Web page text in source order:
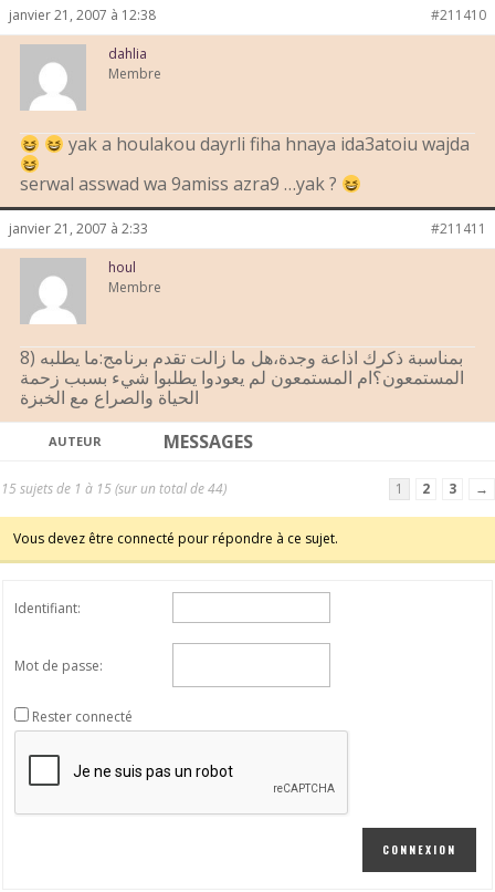
janvier 21, 2007 à 12:38 #211410
dahlia
Membre
yak a houlakou dayrli fiha hnaya ida3atoiu wajda
serwal asswad wa 9amiss azra9 …yak ?
janvier 21, 2007 à 2:33 #211411
houl
Membre
8) بمناسبة ذكرك اذاعة وجدة،هل ما زالت تقدم برنامج:ما يطلبه
المستمعون؟ام المستمعون لم يعودوا يطلبوا شيء بسبب زحمة
الحياة والصراع مع الخبزة
AUTEUR MESSAGES
15 sujets de 1 à 15 (sur un total de 44) 1 2 3 →
Vous devez être connecté pour répondre à ce sujet.
Identifiant:
Mot de passe:
Rester connecté
CONNEXION